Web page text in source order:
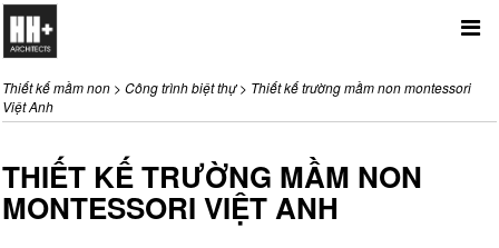
Thiết kế mầm non > Công trình biệt thự> Thiết kế trường mầm non montessori
Việt Anh
THIẾT KẾ TRƯỜNG MẦM NON
MONTESSORI VIỆT ANH